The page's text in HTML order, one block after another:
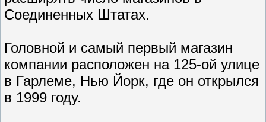
Соединенных Штатах.
Головной и самый первый магазин
компании расположен на 125-ой улице
в Гарлеме, Нью Йорк, где он открылся
в 1999 году.